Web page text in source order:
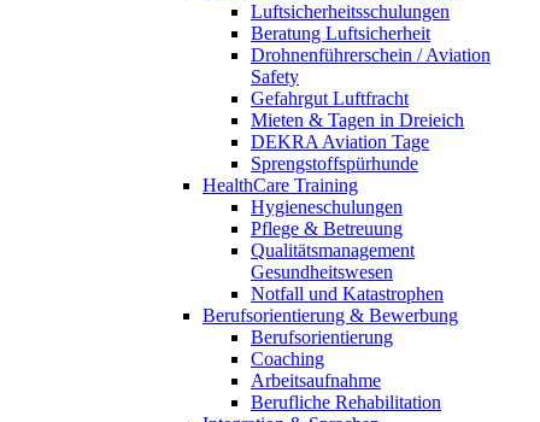
Luftsicherheitsschulungen
Beratung Luftsicherheit
Drohnenführerschein / Aviation
Safety
Gefahrgut Luftfracht
Mieten & Tagen in Dreieich
DEKRA Aviation Tage
Sprengstoffspürhunde
HealthCare Training
Hygieneschulungen
Pflege & Betreuung
Qualitätsmanagement
Gesundheitswesen
Notfall und Katastrophen
Berufsorientierung & Bewerbung
Berufsorientierung
Coaching
Arbeitsaufnahme
Berufliche Rehabilitation